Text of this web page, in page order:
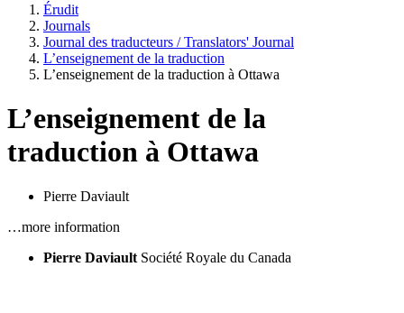
Érudit
Journals
Journal des traducteurs / Translators' Journal
L’enseignement de la traduction
L’enseignement de la traduction à Ottawa
L’enseignement de la
traduction à Ottawa
Pierre Daviault
…more information
Pierre Daviault Société Royale du Canada